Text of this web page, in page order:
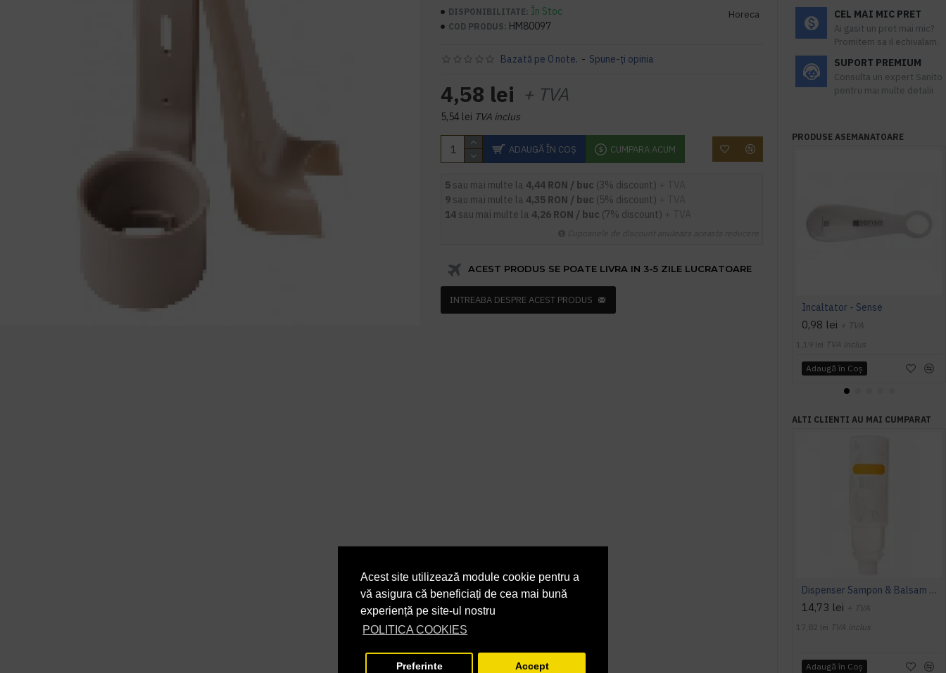
Acest site utilizează module cookie pentru a
vă asigura că beneficiați de cea mai bună
experiență pe site-ul nostru
POLITICA COOKIES
Preferinte Accept
DISPONIBILITATE: În Stoc
COD PRODUS: HM80097
Horeca
Bazată pe 0 note. - Spune-ţi opinia
4,58 lei + TVA
5,54 lei TVA inclus
ADAUGĂ ÎN COŞ CUMPARA ACUM
5 sau mai multe la 4,44 RON / buc (3% discount)
9 sau mai multe la 4,35 RON / buc (5% discount)
14 sau mai multe la 4,26 RON / buc (7% discount)
INTREABA DESPRE ACEST PRODUS
ACEST PRODUS SE POATE LIVRA IN 3-5 ZILE LUCRATOARE
CEL MAI MIC PRET
Ai gasit un pret mai mic?
Promitem sa il echivalam.
SUPORT PREMIUM
Consulta un expert Sanito
pentru mai multe detalii
PRODUSE ASEMANATOARE
Incaltator - Sense
0,98 lei + TVA
1,19 lei TVA inclus
Adaugă în Coş
ALTI CLIENTI AU MAI CUMPARAT
Dispenser Sampon & Balsam 450 Ml - Omnia
14,73 lei + TVA
17,82 lei TVA inclus
Adaugă în Coş